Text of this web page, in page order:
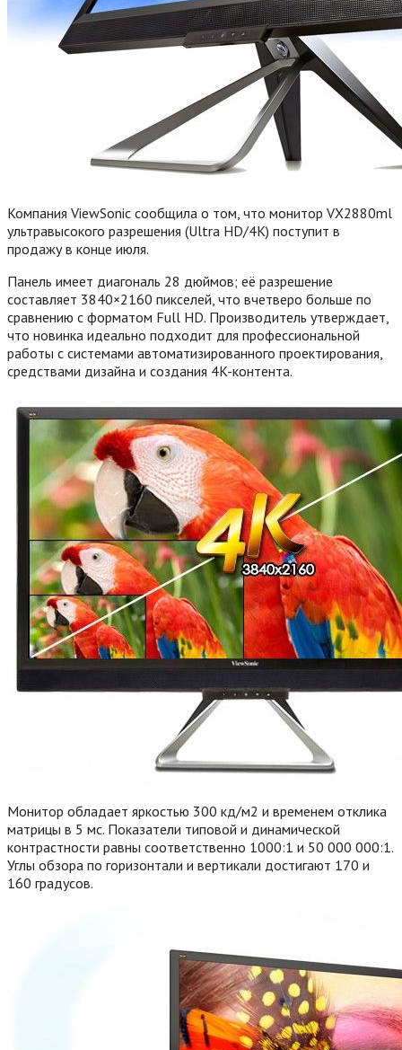
Компания ViewSonic сообщила о том, что монитор VX2880ml
ультравысокого разрешения (Ultra HD/4K) поступит в
продажу в конце июля.
Панель имеет диагональ 28 дюймов; её разрешение
составляет 3840×2160 пикселей, что вчетверо больше по
сравнению с форматом Full HD. Производитель утверждает,
что новинка идеально подходит для профессиональной
работы с системами автоматизированного проектирования,
средствами дизайна и создания 4K-контента.
Монитор обладает яркостью 300 кд/м2 и временем отклика
матрицы в 5 мс. Показатели типовой и динамической
контрастности равны соответственно 1000:1 и 50 000 000:1.
Углы обзора по горизонтали и вертикали достигают 170 и
160 градусов.